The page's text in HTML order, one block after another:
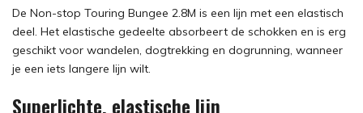
De Non-stop Touring Bungee 2.8M is een lijn met een elastisch
deel. Het elastische gedeelte absorbeert de schokken en is erg
geschikt voor wandelen, dogtrekking en dogrunning, wanneer
je een iets langere lijn wilt.
Superlichte, elastische lijn